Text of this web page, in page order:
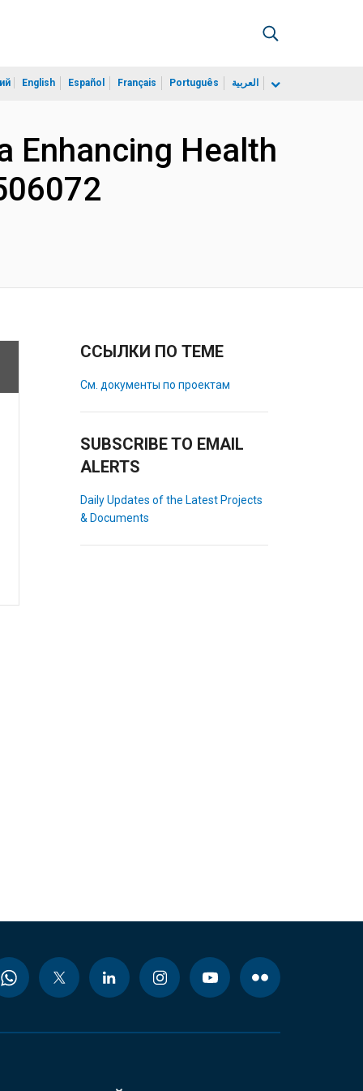
English Español Français Português العربية
Enhancing Health
ССЫЛКИ ПО ТЕМЕ
См. документы по проектам
SUBSCRIBE TO EMAIL
ALERTS
Daily Updates of the Latest Projects
& Documents